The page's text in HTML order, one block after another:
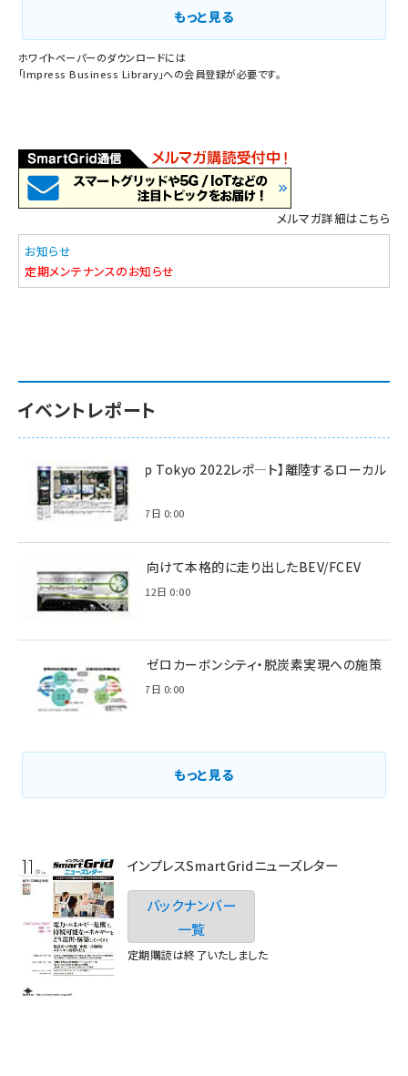
もっと見る
ホワイトペーパーのダウンロードには
「Impress Business Library」への会員登録が必要です。
メルマガ詳細はこちら
お知らせ
定期メンテナンスのお知らせ
イベントレポート
【Interop Tokyo 2022レポ—ト】離陸するローカル
5G！
2022年7月7日 0:00
脱炭素に向けて本格的に走り出したBEV/FCEV
2022年6月12日 0:00
環境省のゼロカーボンシティ・脱炭素実現への施策
2021年3月7日 0:00
もっと見る
インプレスSmartGridニューズレター
バックナンバー
一覧
定期購読は終了いたしました